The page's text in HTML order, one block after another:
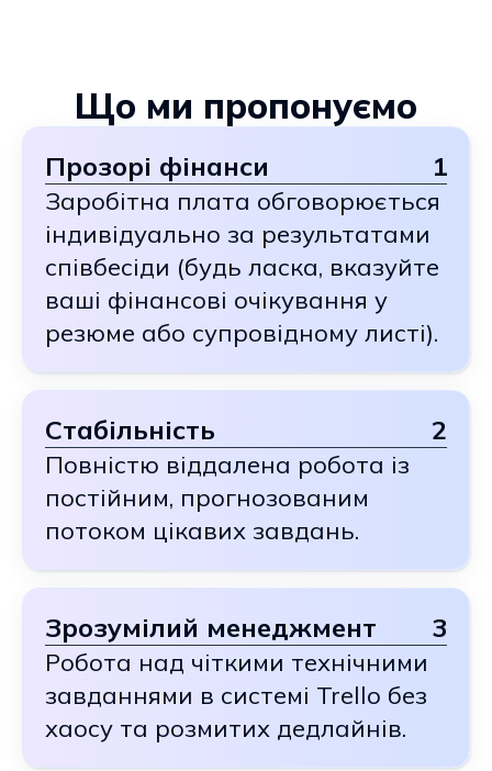
Що ми пропонуємо
Прозорі фінанси 1
Заробітна плата обговорюється
індивідуально за результатами
співбесіди (будь ласка, вказуйте
ваші фінансові очікування у
резюме або супровідному листі).
Стабільність 2
Повністю віддалена робота із
постійним, прогнозованим
потоком цікавих завдань.
Зрозумілий менеджмент 3
Робота над чіткими технічними
завданнями в системі Trello без
хаосу та розмитих дедлайнів.